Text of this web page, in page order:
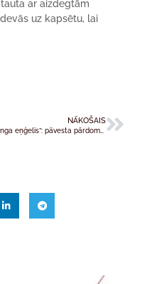
ar aizdegtām
uz kapsētu, lai
NĀKOŠAIS
“Kunga eņģelis”: pāvesta pārdomas par Kristus Karaļa valdīšanu